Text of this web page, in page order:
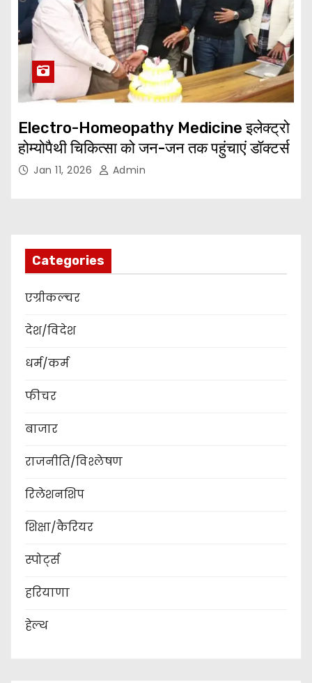
Electro-Homeopathy Medicine इलेक्ट्रो
होम्योपैथी चिकित्सा को जन-जन तक पहुंचाएं डॉक्टर्स
Jan 11, 2026 Admin
Categories
एग्रीकल्चर
देश/विदेश
धर्म/कर्म
फीचर
बाजार
राजनीति/विश्लेषण
रिलेशनशिप
शिक्षा/कैरियर
स्पोर्ट्स
हरियाणा
हेल्थ